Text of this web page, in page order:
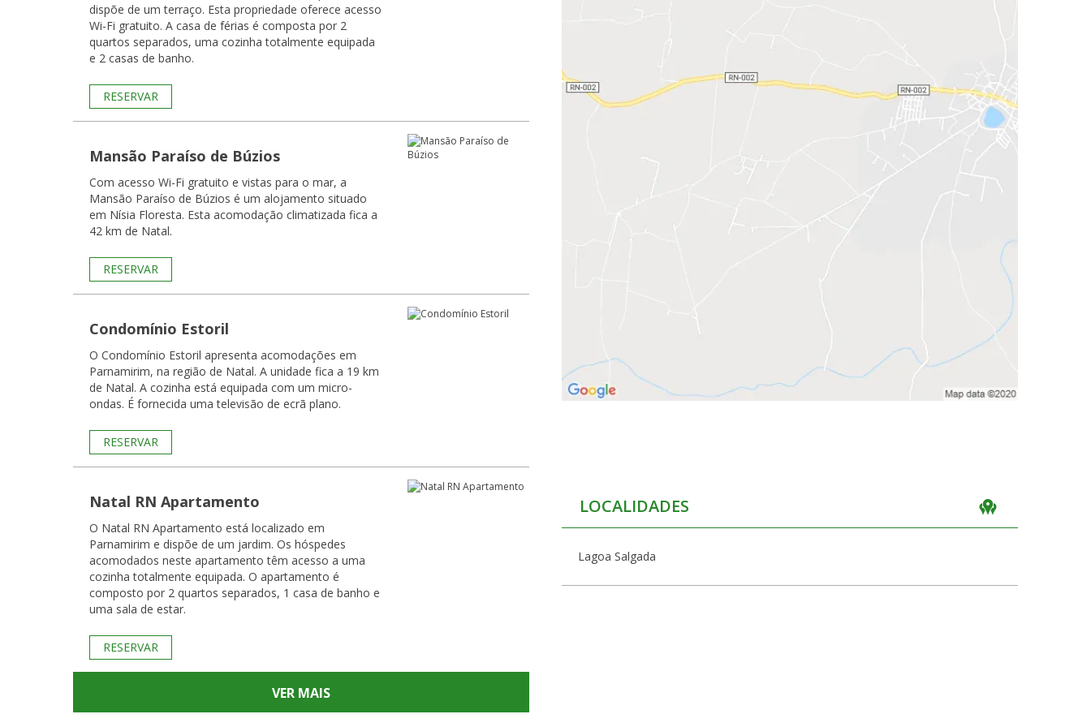
dispõe de um terraço. Esta propriedade oferece acesso
Wi-Fi gratuito. A casa de férias é composta por 2
quartos separados, uma cozinha totalmente equipada
e 2 casas de banho.
RESERVAR
Mansão Paraíso de Búzios
Com acesso Wi-Fi gratuito e vistas para o mar, a
Mansão Paraíso de Búzios é um alojamento situado
em Nísia Floresta. Esta acomodação climatizada fica a
42 km de Natal.
RESERVAR
Condomínio Estoril
O Condomínio Estoril apresenta acomodações em
Parnamirim, na região de Natal. A unidade fica a 19 km
de Natal. A cozinha está equipada com um micro-
ondas. É fornecida uma televisão de ecrã plano.
RESERVAR
Natal RN Apartamento
O Natal RN Apartamento está localizado em
Parnamirim e dispõe de um jardim. Os hóspedes
acomodados neste apartamento têm acesso a uma
cozinha totalmente equipada. O apartamento é
composto por 2 quartos separados, 1 casa de banho e
uma sala de estar.
RESERVAR
VER MAIS
LOCALIDADES
Lagoa Salgada